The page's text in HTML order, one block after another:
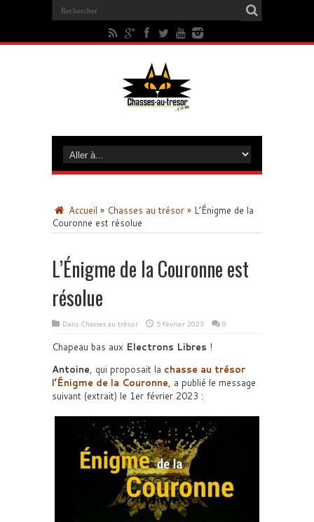
Accueil » Chasses au trésor » L’Énigme de la
Couronne est résolue
L’Énigme de la Couronne est
résolue
Dans Chasses au trésor 5 février 2023 0
Chapeau bas aux Electrons Libres !
Antoine, qui proposait la chasse au trésor
l’Énigme de la Couronne, a publié le message
suivant (extrait) le 1er février 2023 :